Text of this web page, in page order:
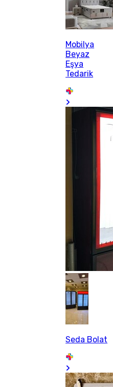
Mobilya
Beyaz
Eşya
Tedarik
Seda Bolat